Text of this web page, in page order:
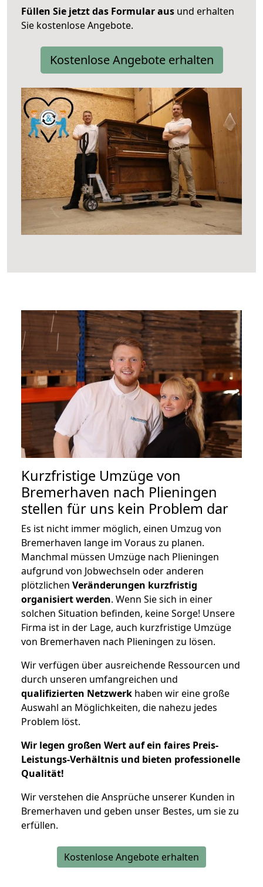
Füllen Sie jetzt das Formular aus und erhalten
Sie kostenlose Angebote.
Kostenlose Angebote erhalten
Kurzfristige Umzüge von
Bremerhaven nach Plieningen
stellen für uns kein Problem dar
Es ist nicht immer möglich, einen Umzug von
Bremerhaven lange im Voraus zu planen.
Manchmal müssen Umzüge nach Plieningen
aufgrund von Jobwechseln oder anderen
plötzlichen Veränderungen kurzfristig
organisiert werden. Wenn Sie sich in einer
solchen Situation befinden, keine Sorge! Unsere
Firma ist in der Lage, auch kurzfristige Umzüge
von Bremerhaven nach Plieningen zu lösen.
Wir verfügen über ausreichende Ressourcen und
durch unseren umfangreichen und
qualifizierten Netzwerk haben wir eine große
Auswahl an Möglichkeiten, die nahezu jedes
Problem löst.
Wir legen großen Wert auf ein faires Preis-
Leistungs-Verhältnis und bieten professionelle
Qualität!
Wir verstehen die Ansprüche unserer Kunden in
Bremerhaven und geben unser Bestes, um sie zu
erfüllen.
Kostenlose Angebote erhalten